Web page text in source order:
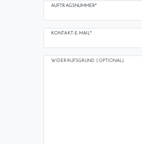
AUFTRAGSNUMMER*
KONTAKT-E-MAIL*
WIDERRUFSGRUND (OPTIONAL)